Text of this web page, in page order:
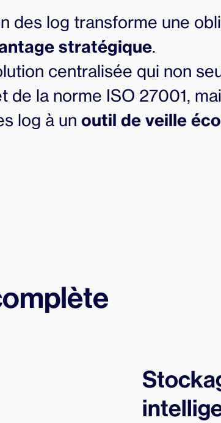
des log transforme une
stratégique.
centralisée qui non
de la norme ISO 27001,
log à unoutil de veille